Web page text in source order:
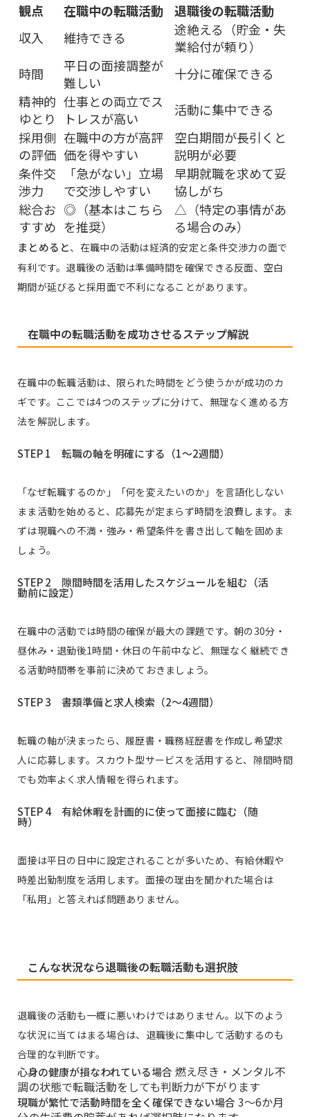
観点 在職中の転職活動
退職後の転職活動
収入
維持できる
途絶える（貯金・失
業給付が頼り）
時間
平日の面接調整が
難しい
十分に確保できる
精神的
ゆとり
仕事との両立でス
トレスが高い
活動に集中できる
採用側
の評価
在職中の方が高評
価を得やすい
空白期間が長引くと
説明が必要
条件交
渉力
「急がない」立場
で交渉しやすい
早期就職を求めて妥
協しがち
総合お
すすめ
◎（基本はこちら
を推奨）
△（特定の事情があ
る場合のみ）
まとめると、在職中の活動は経済的安定と条件交渉力の面で
有利です。退職後の活動は準備時間を確保できる反面、空白
期間が延びると採用面で不利になることがあります。
在職中の転職活動を成功させるステップ解説
在職中の転職活動は、限られた時間をどう使うかが成功のカ
ギです。ここでは4つのステップに分けて、無理なく進める方
法を解説します。
STEP 1 転職の軸を明確にする（1〜2週間）
「なぜ転職するのか」「何を変えたいのか」を言語化しない
まま活動を始めると、応募先が定まらず時間を浪費します。ま
ずは現職への不満・強み・希望条件を書き出して軸を固めま
しょう。
STEP 2 隙間時間を活用したスケジュールを組む（活
動前に設定）
在職中の活動では時間の確保が最大の課題です。朝の30分・
昼休み・退勤後1時間・休日の午前中など、無理なく継続でき
る活動時間帯を事前に決めておきましょう。
STEP 3 書類準備と求人検索（2〜4週間）
転職の軸が決まったら、履歴書・職務経歴書を作成し希望求
人に応募します。スカウト型サービスを活用すると、隙間時間
でも効率よく求人情報を得られます。
STEP 4 有給休暇を計画的に使って面接に臨む（随
時）
面接は平日の日中に設定されることが多いため、有給休暇や
時差出勤制度を活用します。面接の理由を聞かれた場合は
「私用」と答えれば問題ありません。
こんな状況なら退職後の転職活動も選択肢
退職後の活動も一概に悪いわけではありません。以下のよう
な状況に当てはまる場合は、退職後に集中して活動するのも
合理的な判断です。
心身の健康が損なわれている場合 燃え尽き・メンタル不
調の状態で転職活動をしても判断力が下がります
現職が繁忙で活動時間を全く確保できない場合 3〜6か月